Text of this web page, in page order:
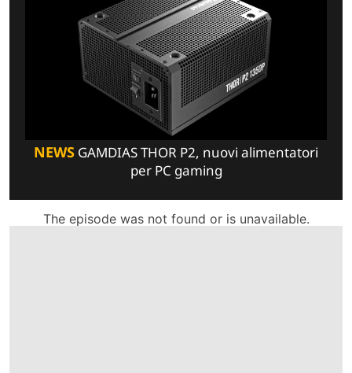
NEWS GAMDIAS THOR P2, nuovi alimentatori
per PC gaming